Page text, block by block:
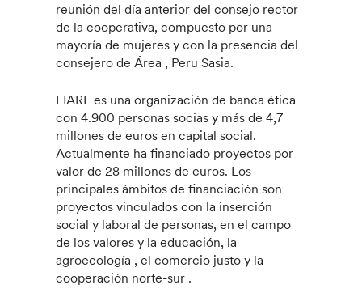
reunión del día anterior del consejo rector
de la cooperativa, compuesto por una
mayoría de mujeres y con la presencia del
consejero de Área , Peru Sasia.
FIARE es una organización de banca ética
con 4.900 personas socias y más de 4,7
millones de euros en capital social.
Actualmente ha financiado proyectos por
valor de 28 millones de euros. Los
principales ámbitos de financiación son
proyectos vinculados con la inserción
social y laboral de personas, en el campo
de los valores y la educación, la
agroecología , el comercio justo y la
cooperación norte-sur .